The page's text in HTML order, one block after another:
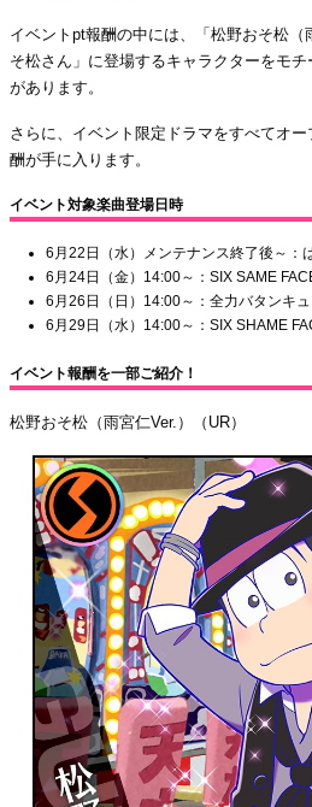
イベントpt報酬の中には、「松野おそ松（
そ松さん」に登場するキャラクターをモ
があります。
さらに、イベント限定ドラマをすべてオ
酬が手に入ります。
イベント対象楽曲登場日時
6月22日（水）メンテナンス終了後～：
6月24日（金）14:00～：SIX SAME
6月26日（日）14:00～：全力バタンキ
6月29日（水）14:00～：SIX SHAME
イベント報酬を一部ご紹介！
松野おそ松（雨宮仁Ver.）（UR）